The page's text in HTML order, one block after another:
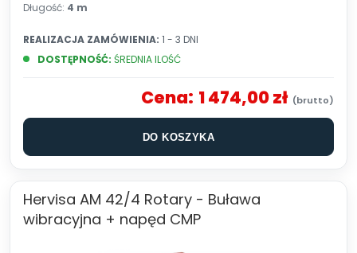
Długość: 4 m
DOSTĘPNOŚĆ: ŚREDNIA ILOŚĆ
REALIZACJA ZAMÓWIENIA: 1 - 3 DNI
Cena: 1 474,00 zł
DO KOSZYKA
Hervisa AM 42/4 Rotary - Buława
wibracyjna + napęd CMP